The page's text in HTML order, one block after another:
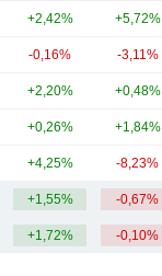
+2,42% +5,72%
-0,16% -3,11%
+2,20% +0,48%
+0,26% +1,84%
+4,25% -8,23%
+1,55% -0,67%
+1,72% -0,10%